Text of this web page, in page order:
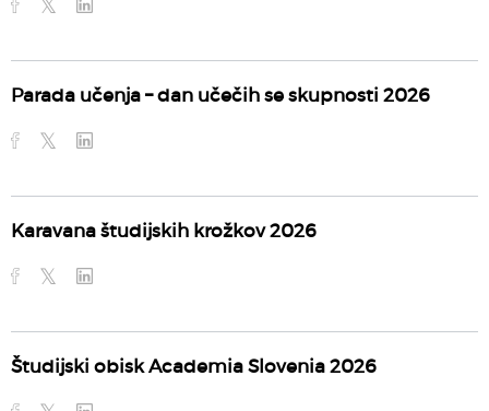
Parada učenja – dan učečih se skupnosti 2026
Karavana študijskih krožkov 2026
Študijski obisk Academia Slovenia 2026